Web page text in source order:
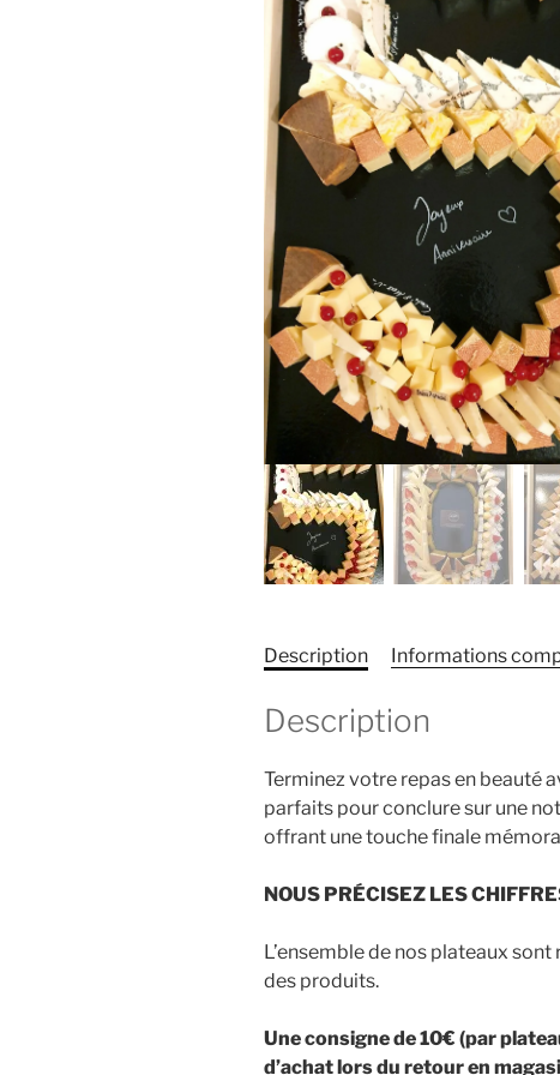
Description Informations
Description
Terminez votre repas en beauté
parfaits pour conclure sur une
offrant une touche finale
NOUS PRÉCISEZ LES
L’ensemble de nos plateaux
des produits.
Une consigne de 10€ (par
d’achat lors du retour en